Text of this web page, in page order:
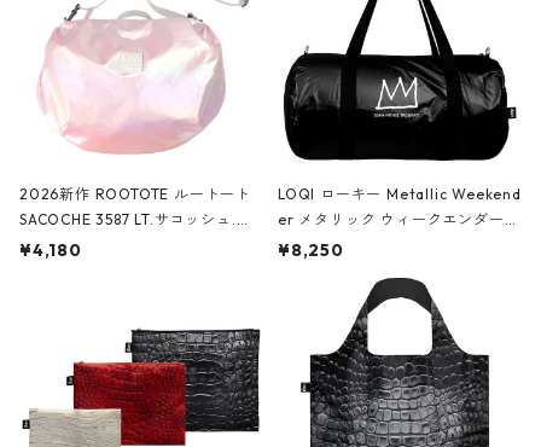
2026新作 ROOTOTE ルートート
SACOCHE 3587 LT.サコッシュ.ル
ミエ-B ショルダーバッグ グロスピ
¥4,180
LOQI ローキー Metallic Weekend
er メタリック ウィークエンダー
ボストンバッグ ショルダーバッグ
Black ジャン=ミッシェル・バスキ
ア/クラウン ブラック
¥8,250